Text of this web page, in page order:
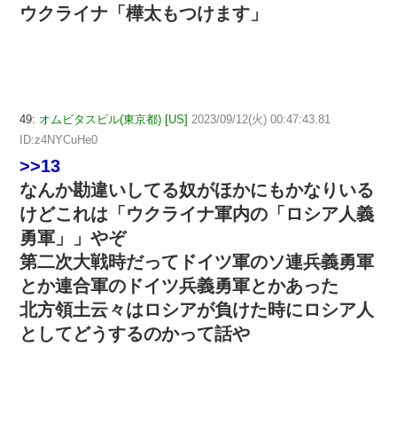
ウクライナ「樺太もつけます」
49: オムビタスビル(東京都) [US] 2023/09/12(火) 00:47:43.81
ID:z4NYCuHe0
>>13
なんか勘違いしてる奴がほかにもかなりいる
けどこれは「ウクライナ軍内の「ロシア人義
勇軍」」やぞ
第二次大戦時だってドイツ軍のソ連兵義勇軍
とか連合軍のドイツ兵義勇軍とかあった
北方領土云々はロシアが負けた時にロシア人
としてどうするのかって話や